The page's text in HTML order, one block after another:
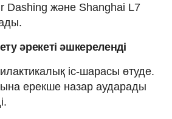
Dashing және Shanghai L7
әрекеті әшкереленді
іс-шарасы өтуде.
ерекше назар аударады